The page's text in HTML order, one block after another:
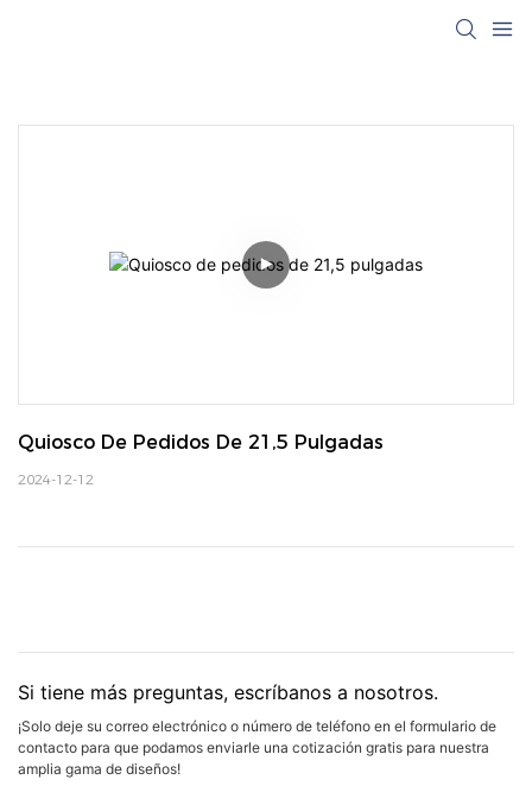
Quiosco De Pedidos De 21,5 Pulgadas
2024-12-12
Si tiene más preguntas, escríbanos a nosotros.
¡Solo deje su correo electrónico o número de teléfono en el formulario de
contacto para que podamos enviarle una cotización gratis para nuestra
amplia gama de diseños!